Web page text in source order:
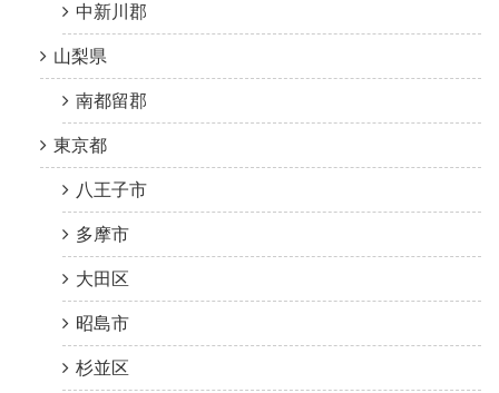
中新川郡
山梨県
南都留郡
東京都
八王子市
多摩市
大田区
昭島市
杉並区